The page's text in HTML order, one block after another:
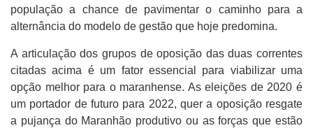
população a chance de pavimentar o caminho para a
alternância do modelo de gestão que hoje predomina.
A articulação dos grupos de oposição das duas correntes
citadas acima é um fator essencial para viabilizar uma
opção melhor para o maranhense. As eleições de 2020 é
um portador de futuro para 2022, quer a oposição resgate
a pujança do Maranhão produtivo ou as forças que estão